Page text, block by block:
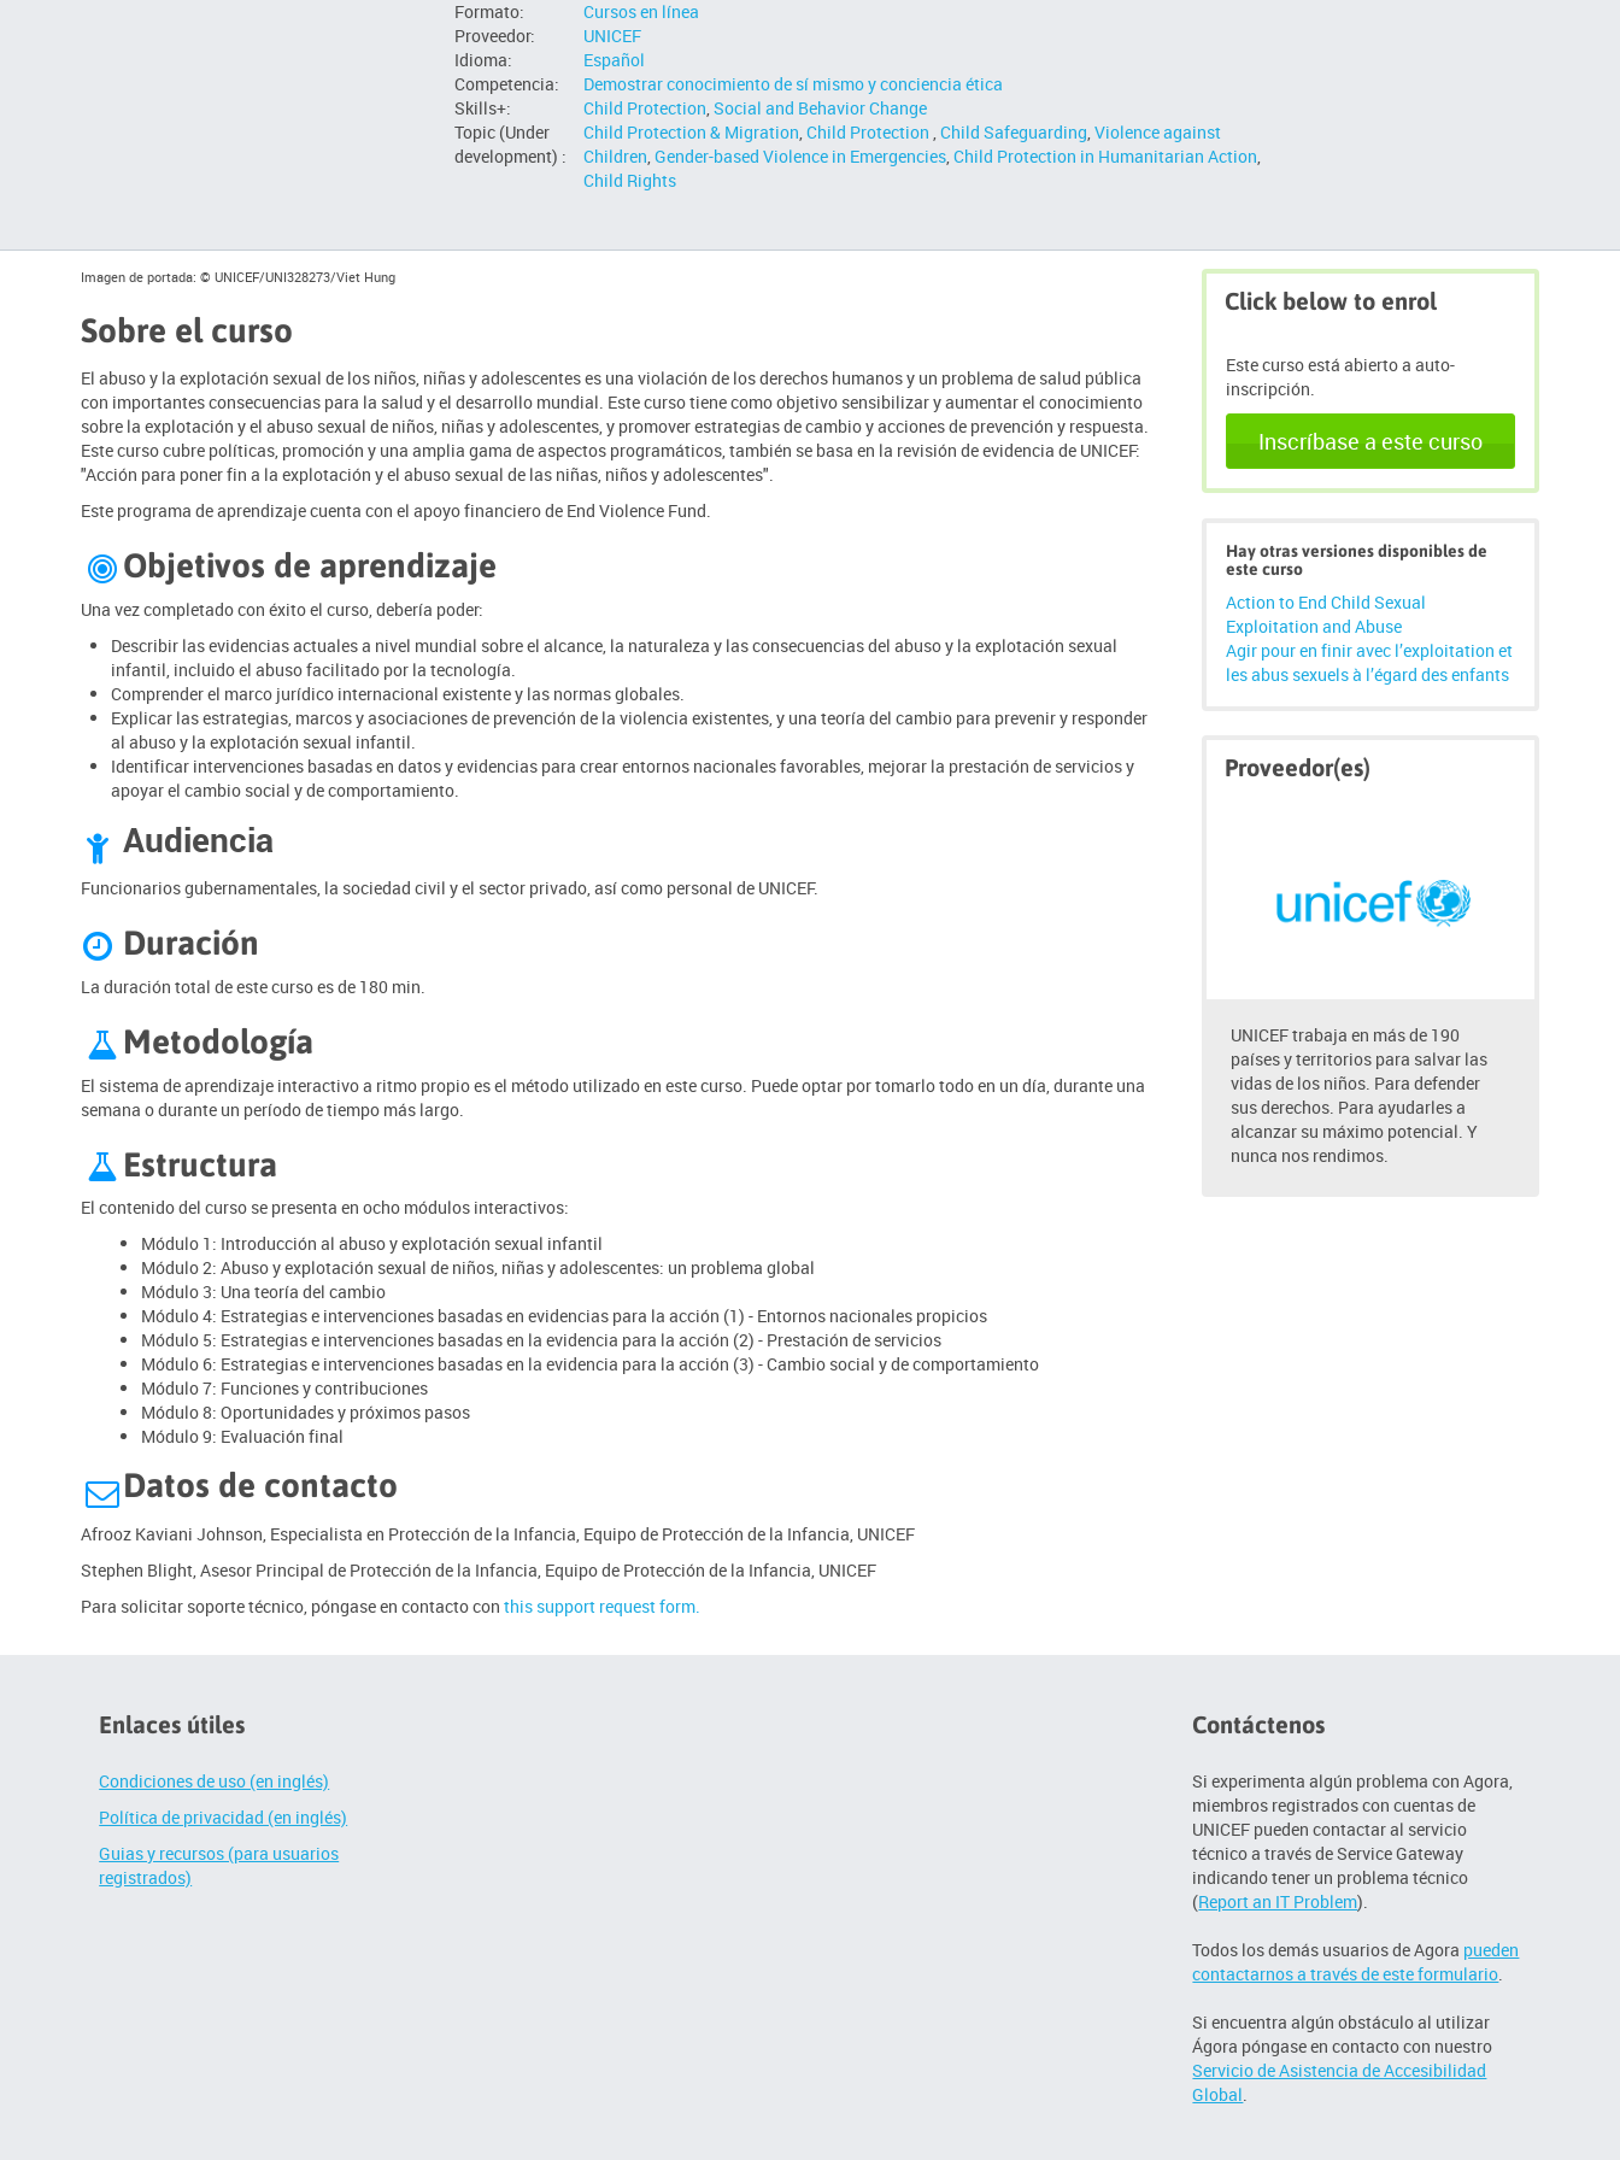
Formato:
Cursos en línea
Proveedor:
UNICEF
Idioma:
Español
Competencia:
Demostrar conocimiento de sí mismo y conciencia ética
Skills+:
Child Protection,Social and Behavior Change
Topic (Under
development) :
Child Protection & Migration,Child Protection ,Child Safeguarding,Violence against
Children,Gender-based Violence in Emergencies,Child Protection in Humanitarian Action,
Child Rights
Imagen de portada: © UNICEF/UNI328273/Viet Hung
Sobre el curso
El abuso y la explotación sexual de los niños, niñas y adolescentes es una violación de los derechos humanos y un problema de salud pública
con importantes consecuencias para la salud y el desarrollo mundial. Este curso tiene como objetivo sensibilizar y aumentar el conocimiento
sobre la explotación y el abuso sexual de niños, niñas y adolescentes, y promover estrategias de cambio y acciones de prevención y respuesta.
Este curso cubre políticas, promoción y una amplia gama de aspectos programáticos, también se basa en la revisión de evidencia de UNICEF:
"Acción para poner fin a la explotación y el abuso sexual de las niñas, niños y adolescentes".
Este programa de aprendizaje cuenta con el apoyo financiero de End Violence Fund.
 Objetivos de aprendizaje
Una vez completado con éxito el curso, debería poder:
Describir las evidencias actuales a nivel mundial sobre el alcance, la naturaleza y las consecuencias del abuso y la explotación sexual
infantil, incluido el abuso facilitado por la tecnología.
Comprender el marco jurídico internacional existente y las normas globales.
Explicar las estrategias, marcos y asociaciones de prevención de la violencia existentes, y una teoría del cambio para prevenir y responder
al abuso y la explotación sexual infantil.
Identificar intervenciones basadas en datos y evidencias para crear entornos nacionales favorables, mejorar la prestación de servicios y
apoyar el cambio social y de comportamiento.
 Audiencia
Funcionarios gubernamentales, la sociedad civil y el sector privado, así como personal de UNICEF.
 Duración
La duración total de este curso es de 180 min.
 Metodología
El sistema de aprendizaje interactivo a ritmo propio es el método utilizado en este curso. Puede optar por tomarlo todo en un día, durante una
semana o durante un período de tiempo más largo.
 Estructura
El contenido del curso se presenta en ocho módulos interactivos:
Módulo 1: Introducción al abuso y explotación sexual infantil
Módulo 2: Abuso y explotación sexual de niños, niñas y adolescentes: un problema global
Módulo 3: Una teoría del cambio
Módulo 4: Estrategias e intervenciones basadas en evidencias para la acción (1) - Entornos nacionales propicios
Módulo 5: Estrategias e intervenciones basadas en la evidencia para la acción (2) - Prestación de servicios
Módulo 6: Estrategias e intervenciones basadas en la evidencia para la acción (3) - Cambio social y de comportamiento
Módulo 7: Funciones y contribuciones
Módulo 8: Oportunidades y próximos pasos
Módulo 9: Evaluación final
Datos de contacto
Afrooz Kaviani Johnson, Especialista en Protección de la Infancia, Equipo de Protección de la Infancia, UNICEF
Stephen Blight, Asesor Principal de Protección de la Infancia, Equipo de Protección de la Infancia, UNICEF
Para solicitar soporte técnico, póngase en contacto conthis support request form.
Saltar
Click
enrol
Click below to enrol
Este curso está abierto a auto-
inscripción.
Inscríbase a este curso
Hay otras versiones disponibles de
este curso
Action to End Child Sexual
Exploitation and Abuse
Agir pour en finir avec l’exploitation et
les abus sexuels à l’égard des enfants
Proveedor(es)
Proveedor(es)
UNICEF trabaja en más de 190
países y territorios para salvar las
vidas de los niños. Para defender
sus derechos. Para ayudarles a
alcanzar su máximo potencial. Y
nunca nos rendimos.
Enlaces útiles
Condiciones de uso (en inglés)
Política de privacidad (en inglés)
Guias y recursos (para usuarios
registrados)
Contáctenos
Si experimenta algún problema con Agora,
miembros registrados con cuentas de
UNICEF pueden contactar al servicio
técnico a través de Service Gateway
indicando tener un problema técnico
(Report an IT Problem).
Todos los demás usuarios de Agora pueden
contactarnos a través de este formulario
Si encuentra algún obstáculo al utilizar
Ágora póngase en contacto con nuestro
Servicio de Asistencia de Accesibilidad
Global